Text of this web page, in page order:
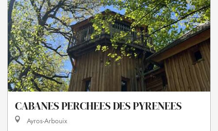
CABANES PERCHEES DES PYRENEES
Ayros-Arbouix